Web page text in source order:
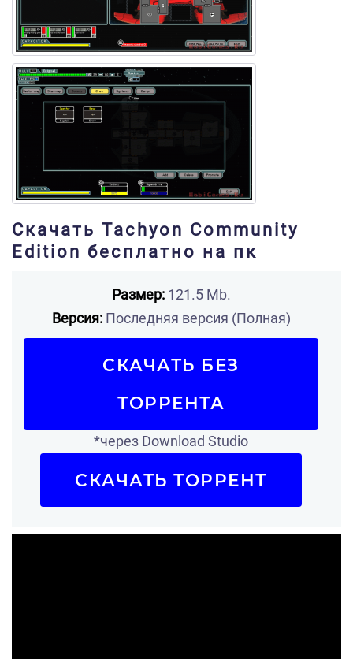
Скачать Tachyon Community
Edition бесплатно на пк
Размер:121.5 Mb.
Версия:Последняя версия (Полная)
СКАЧАТЬ БЕЗ
ТОРРЕНТА
*через Download Studio
СКАЧАТЬ ТОРРЕНТ